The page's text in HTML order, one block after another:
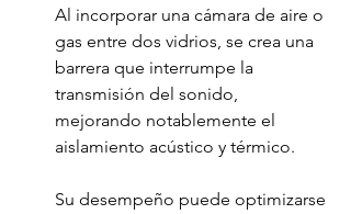
Al incorporar una cámara de aire o
gas entre dos vidrios, se crea una
barrera que interrumpe la
transmisión del sonido,
mejorando notablemente el
aislamiento acústico y térmico.
Su desempeño puede optimizarse